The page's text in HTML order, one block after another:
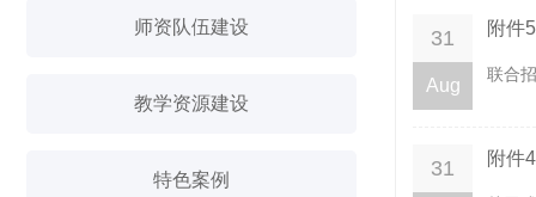
师资队伍建设
教学资源建设
特色案例
31
Aug
附件
联合
31 附件